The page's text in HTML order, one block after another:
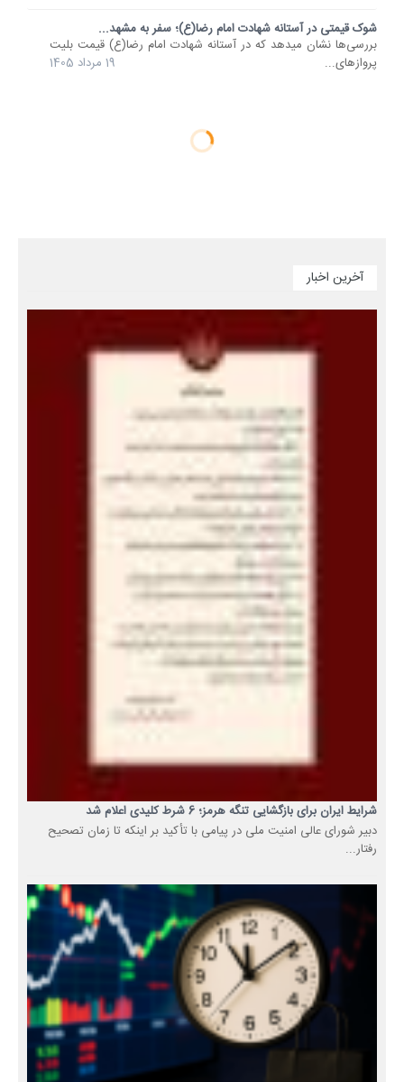
شوک قیمتی در آستانه شهادت امام رضا(ع)؛ سفر به مشهد...
بررسی‌ها نشان میدهد که در آستانه شهادت امام رضا(ع) قیمت بلیت
پروازهای...
19 مرداد 1405
آخرین اخبار
شرایط ایران برای بازگشایی تنگه هرمز؛ 6 شرط کلیدی اعلام شد
دبیر شورای عالی امنیت ملی در پیامی با تأکید بر اینکه تا زمان تصحیح
رفتار...